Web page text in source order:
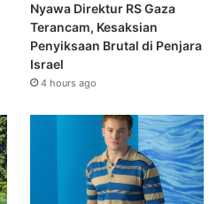
Nyawa Direktur RS Gaza
Terancam, Kesaksian
Penyiksaan Brutal di Penjara
Israel
4 hours ago